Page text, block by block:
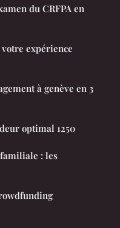
du CRFPA en
expérience
à genève en 3
optimal 1250
: les